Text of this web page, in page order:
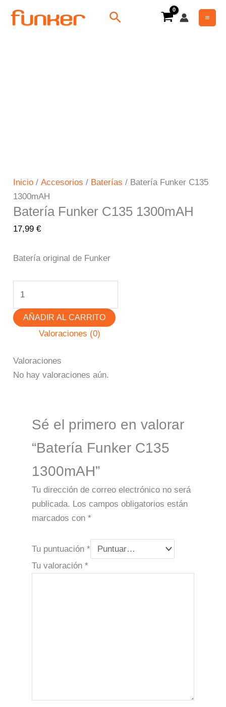
Buscar
Inicio /Accesorios / Baterías / Batería Funker C135
1300mAH
Batería Funker C135 1300mAH
17,99€
Batería original de Funker
Funker
AÑADIR AL CARRITO
Valoraciones (0)
Valoraciones
No hay valoraciones aún.
Sé el primero en valorar
“Batería Funker C135
1300mAH”
Tu dirección de correo electrónico no será
publicada. Los campos obligatorios están
marcados con *
Tu puntuación *
Tu valoración *